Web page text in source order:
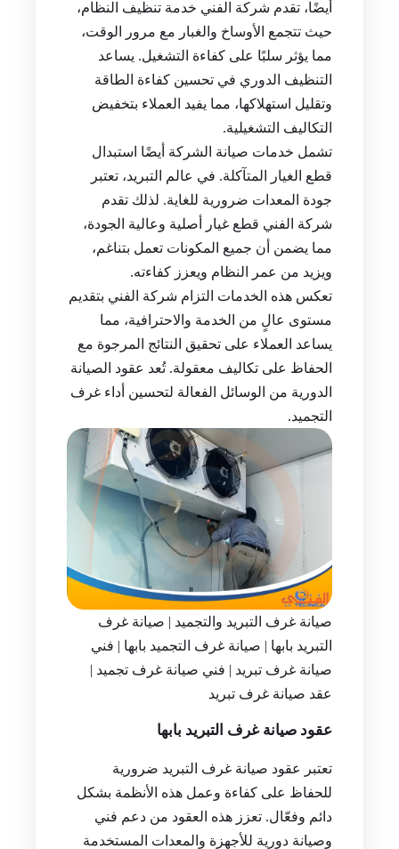
أيضًا، تقدم شركة الفني خدمة تنظيف النظام،
حيث تتجمع الأوساخ والغبار مع مرور الوقت،
مما يؤثر سلبًا على كفاءة التشغيل. يساعد
التنظيف الدوري في تحسين كفاءة الطاقة
وتقليل استهلاكها، مما يفيد العملاء بتخفيض
التكاليف التشغيلية.
تشمل خدمات صيانة الشركة أيضًا استبدال
قطع الغيار المتآكلة. في عالم التبريد، تعتبر
جودة المعدات ضرورية للغاية. لذلك تقدم
شركة الفني قطع غيار أصلية وعالية الجودة،
مما يضمن أن جميع المكونات تعمل بتناغم،
ويزيد من عمر النظام ويعزز كفاءته.
تعكس هذه الخدمات التزام شركة الفني بتقديم
مستوى عالٍ من الخدمة والاحترافية، مما
يساعد العملاء على تحقيق النتائج المرجوة مع
الحفاظ على تكاليف معقولة. تُعد عقود الصيانة
الدورية من الوسائل الفعالة لتحسين أداء غرف
التجميد.
صيانة غرف التبريد والتجميد | صيانة غرف
التبريد بابها | صيانة غرف التجميد بابها | فني
صيانة غرف تبريد | فني صيانة غرف تجميد |
عقد صيانة غرف تبريد
عقود صيانة غرف التبريد بابها
تعتبر عقود صيانة غرف التبريد ضرورية
للحفاظ على كفاءة وعمل هذه الأنظمة بشكل
دائم وفعّال. تعزز هذه العقود من دعم فني
وصيانة دورية للأجهزة والمعدات المستخدمة